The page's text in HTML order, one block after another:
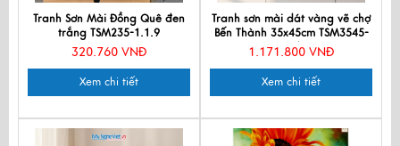
Tranh Sơn Mài Đồng Quê đen
trắng TSM235-1.1.9
320.760 VNĐ
Xem chi tiết
Tranh sơn mài dát vàng vẽ chợ
Bến Thành 35x45cm TSM3545-
1.5/3
1.171.800 VNĐ
Xem chi tiết